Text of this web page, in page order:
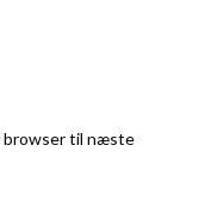
browser til næste